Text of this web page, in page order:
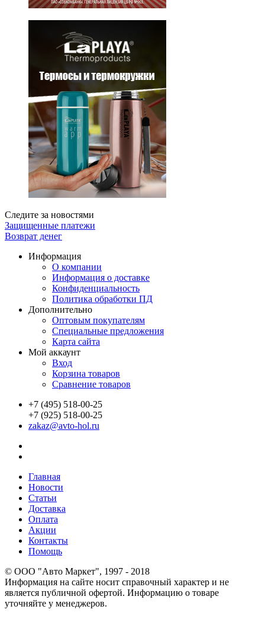
Следите за новостями
Защищенные платежи
Возврат денег
Информация
О компании
Информация о доставке
Конфиденциальность
Политика обработки ПД
Дополнительно
Оптовым покупателям
Специальные предложения
Карта сайта
Мой аккаунт
Вход
Корзина товаров
Сравнение товаров
+7 (495) 518-00-25
+7 (925) 518-00-25
zakaz@avto-hol.ru
Главная
Новости
Статьи
Доставка
Оплата
Акции
Контакты
Помощь
© OOO "Авто Маркет", 1997 - 2018
Информация на сайте носит справочный характер и не
является публичной офертой. Информацию о товаре
уточняйте у менеджеров.